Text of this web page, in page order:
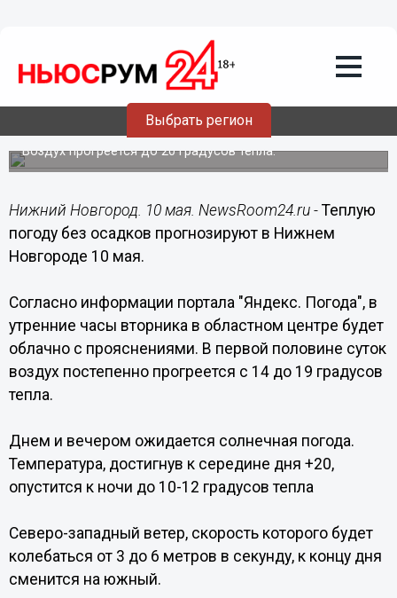
Выбрать регион
Теплую погоду без осадков
прогнозируют в Нижнем Новгороде 10
Воздух прогреется до 20 градусов тепла.
Нижний Новгород. 10 мая. NewsRoom24.ru - Теплую
погоду без осадков прогнозируют в Нижнем
Новгороде 10 мая.
Согласно информации портала "Яндекс. Погода", в
утренние часы вторника в областном центре будет
облачно с прояснениями. В первой половине суток
воздух постепенно прогреется с 14 до 19 градусов
тепла.
Днем и вечером ожидается солнечная погода.
Температура, достигнув к середине дня +20,
опустится к ночи до 10-12 градусов тепла
Северо-западный ветер, скорость которого будет
колебаться от 3 до 6 метров в секунду, к концу дня
сменится на южный.